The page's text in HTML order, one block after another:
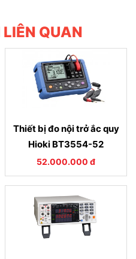
QUAN
Thiết bị đo nội trở ắc quy
Hioki BT3554-52
52.000.000 đ